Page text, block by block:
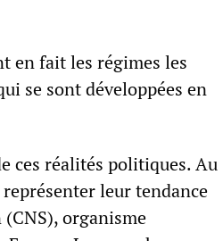
en fait les régimes les
se sont développées en
ces réalités politiques. Au
leur tendance
organisme